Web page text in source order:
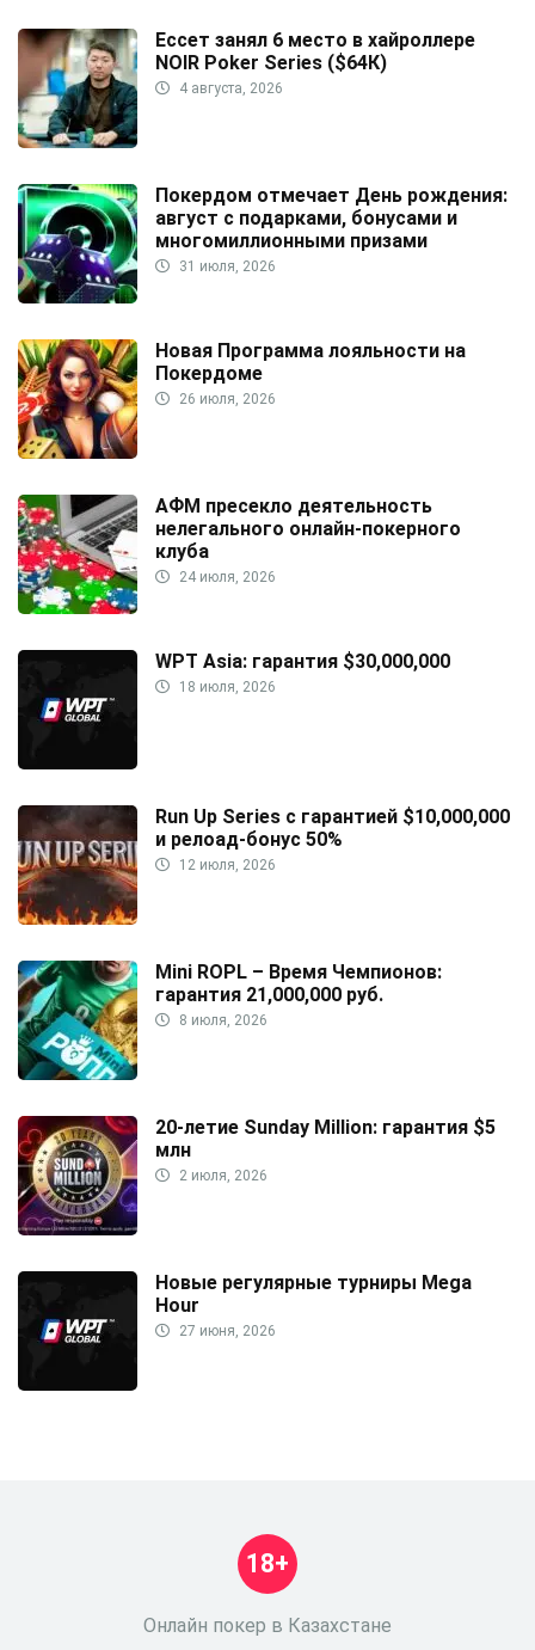
Ессет занял 6 место в хайроллере
NOIR Poker Series ($64К)
4 августа, 2026
Покердом отмечает День рождения:
август с подарками, бонусами и
многомиллионными призами
31 июля, 2026
Новая Программа лояльности на
Покердоме
26 июля, 2026
АФМ пресекло деятельность
нелегального онлайн-покерного
клуба
24 июля, 2026
WPT Asia: гарантия $30,000,000
18 июля, 2026
Run Up Series с гарантией $10,000,000
и релоад-бонус 50%
12 июля, 2026
Mini ROPL – Время Чемпионов:
гарантия 21,000,000 руб.
8 июля, 2026
20-летие Sunday Million: гарантия $5
млн
2 июля, 2026
Новые регулярные турниры Mega
Hour
27 июня, 2026
Онлайн покер в Казахстане
18+